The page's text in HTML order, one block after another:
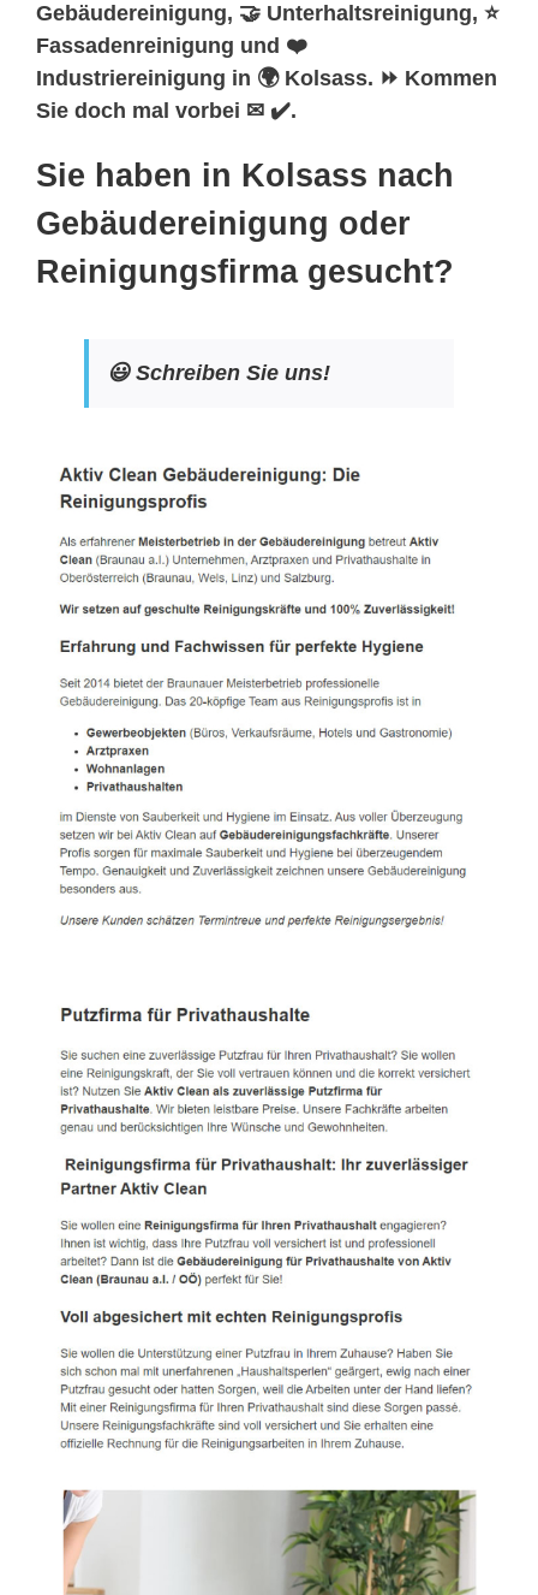
Gebäudereinigung, 🤝 Unterhaltsreinigung, ⭐
Fassadenreinigung und ❤️
Industriereinigung in 🌍 Kolsass. ⏩ Kommen
Sie doch mal vorbei ✉ ✔️.
Sie haben in Kolsass nach
Gebäudereinigung oder
Reinigungsfirma gesucht?
😃 Schreiben Sie uns!